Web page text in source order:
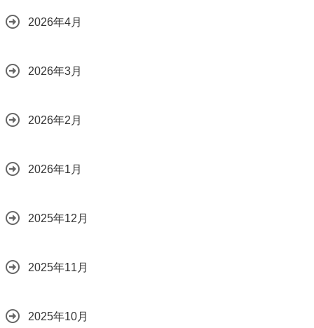
2026年4月
2026年3月
2026年2月
2026年1月
2025年12月
2025年11月
2025年10月